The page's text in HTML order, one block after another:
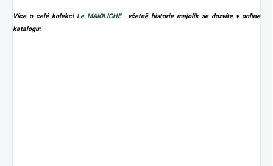
Více o celé kolekciLe MAIOLICHE
včetně historie majolik se dozvíte v online
katalogu: